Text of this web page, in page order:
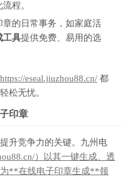
程。
章的日常事务，如家庭活
工具提供免费、易用的选
https://eseal.jiuzhou88.cn/ 都
松无忧。
印章
升竞争力的关键。九州电
）以其一键生成、透
**在线电子印章生成**领